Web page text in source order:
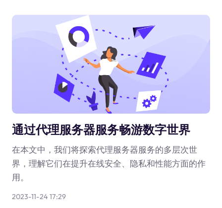
通过代理服务器服务畅游数字世界
在本文中，我们将探索代理服务器服务的多层次世
界，理解它们在提升在线安全、隐私和性能方面的作
用。
2023-11-24 17:29